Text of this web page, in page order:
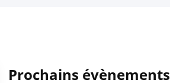
Prochains évènements